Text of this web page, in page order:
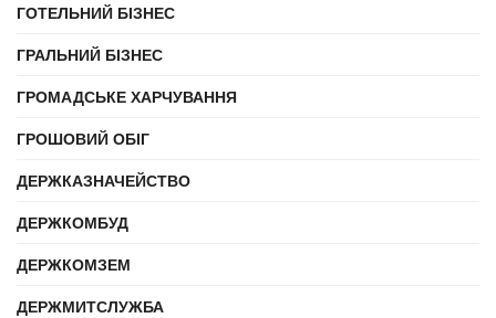
ГОТЕЛЬНИЙ БІЗНЕС
ГРАЛЬНИЙ БІЗНЕС
ГРОМАДСЬКЕ ХАРЧУВАННЯ
ГРОШОВИЙ ОБІГ
ДЕРЖКАЗНАЧЕЙСТВО
ДЕРЖКОМБУД
ДЕРЖКОМЗЕМ
ДЕРЖМИТСЛУЖБА